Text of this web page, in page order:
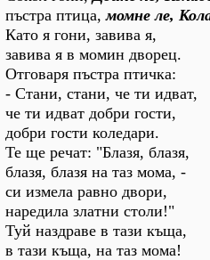
пъстра птица,момне ле,
Като я гони, завива я,
завива я в момин дворец.
Отговаря пъстра птичка:
- Стани, стани, че ти идват,
че ти идват добри гости,
добри гости коледари.
Те ще речат: "Блазя, блазя,
блазя, блазя на таз мома, -
си измела равно двори,
наредила златни столи!"
Туй наздраве в тази къща,
в тази къща, на таз мома!